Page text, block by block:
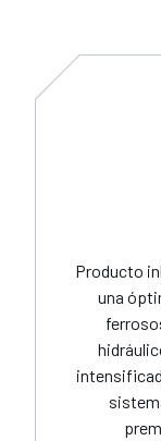
Producto
una